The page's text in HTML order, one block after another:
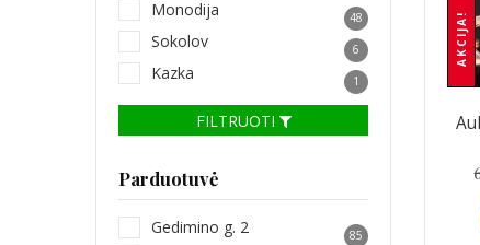
Monodija 48
Sokolov 6
Kazka 1
FILTRUOTI
Parduotuvė
Gedimino g. 2 85
AKCIJA!